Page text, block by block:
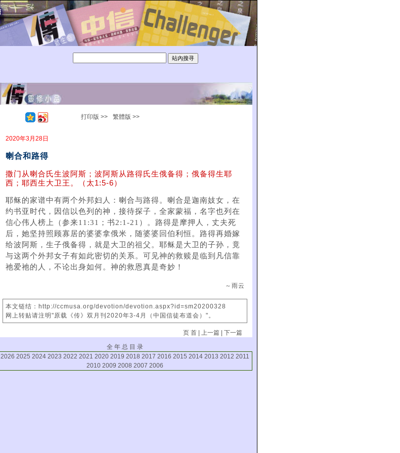
打印版 >> 繁體版 >>
2020年3月28日
喇合和路得
撒门从喇合氏生波阿斯；波阿斯从路得氏生俄备得；俄备得生耶
西；耶西生大卫王。（太1:5-6）
耶稣的家谱中有两个外邦妇人：喇合与路得。喇合是迦南妓女，在
约书亚时代，因信以色列的神，接待探子，全家蒙福，名字也列在
信心伟人榜上（参来11:31；书2:1-21）。路得是摩押人，丈夫死
后，她坚持照顾寡居的婆婆拿俄米，随婆婆回伯利恒。路得再婚嫁
给波阿斯，生子俄备得，就是大卫的祖父。耶稣是大卫的子孙，竟
与这两个外邦女子有如此密切的关系。可见神的救赎是临到凡信靠
祂爱祂的人，不论出身如何。神的救恩真是奇妙！
～雨云
本文链结：http://ccmusa.org/devotion/devotion.aspx?id=sm20200328
网上转贴请注明"原载《传》双月刊2020年3-4月（中国信徒布道会）"。
页 首 |上一篇 |下一篇
全 年 总 目 录
2026 2025 2024 2023 2022 2021 2020 2019 2018 2017 2016 2015 2014 2013 2012 2011
2010 2009 2008 2007 2006